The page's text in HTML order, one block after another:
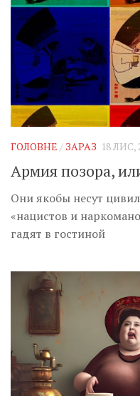
ГОЛОВНЕ / ЗАРАЗ 18 ЛИС,
Армия позора,
Они якобы несут
«нацистов и
гадят в гостиной